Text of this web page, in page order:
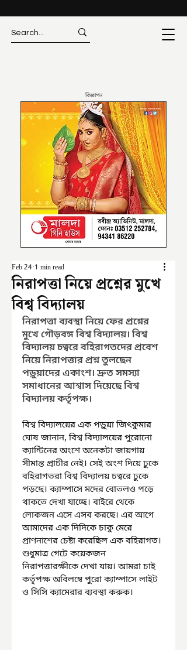
বিজ্ঞাপন
নিরাপত্তা নিয়ে প্রশ্নের মুখে
বিশ্ব বিদ্যালয়
Feb 24 1 min read
নিরাপত্তা ব্যবস্থা নিয়ে ফের প্রশ্নের
মুখে গৌড়বঙ্গ বিশ্ব বিদ্যালয়। বিশ্ব
বিদ্যালয় চত্বরে বহিরাগতদের প্রবেশ
নিয়ে নিরাপত্তার প্রশ্ন তুলছেন
পড়ুয়াদের একাংশ। দ্রুত সমস্যা
সমাধানের আশ্বাস দিয়েছে বিশ্ব
বিদ্যালয় কর্তৃপক্ষ।
বিশ্ব বিদ্যালয়ের এক পড়ুয়া জিৎকুমার
ঘোষ জানান, বিশ্ব বিদ্যালয়ের পুরোনো
ক্যান্টিনের অংশে অনেকটা জায়গায়
সীমান্ত প্রাচীর নেই। সেই অংশ দিয়ে ঢুকে
বহিরাগতরা বিশ্ব বিদ্যালয় চত্বরে ঢুকে
পড়ছে। ক্যাম্পাসে মদের বোতলও পড়ে
থাকতে দেখা যাচ্ছে। বাইরে থেকে
লোকজন এসে এসব করছে। এর আগে
আমাদের এক দিদিকে চাকু মেরে
প্রাণনাশের চেষ্টা করেছিল এক বহিরাগত।
শুধুমাত্র গেটে কয়েকজন
নিরাপত্তারক্ষীকে দেখা যায়। আমরা চাই
কর্তৃপক্ষ অবিলম্বে পুরো ক্যাম্পাসে লাইট
ও সিসি ক্যামেরার ব্যবস্থা করুক।